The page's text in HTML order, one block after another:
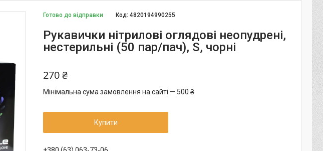
Готово до відправки Код:4820194990255
Рукавички нітрилові оглядові неопудрені,
нестерильні (50 пар/пач), S, чорні
270 ₴
Мінімальна сума замовлення на сайті — 500 ₴
Купити